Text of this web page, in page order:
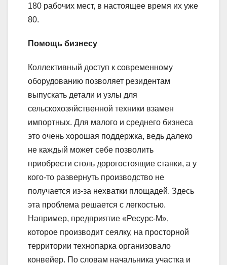
180 рабочих мест, в настоящее время их уже
80.
Помощь бизнесу
Коллективный доступ к современному
оборудованию позволяет резидентам
выпускать детали и узлы для
сельскохозяйственной техники взамен
импортных. Для малого и среднего бизнеса
это очень хорошая поддержка, ведь далеко
не каждый может себе позволить
приобрести столь дорогостоящие станки, а у
кого-то развернуть производство не
получается из-за нехватки площадей. Здесь
эта проблема решается с легкостью.
Например, предприятие «Ресурс-М»,
которое производит сеялку, на просторной
территории технопарка организовало
конвейер. По словам начальника участка и